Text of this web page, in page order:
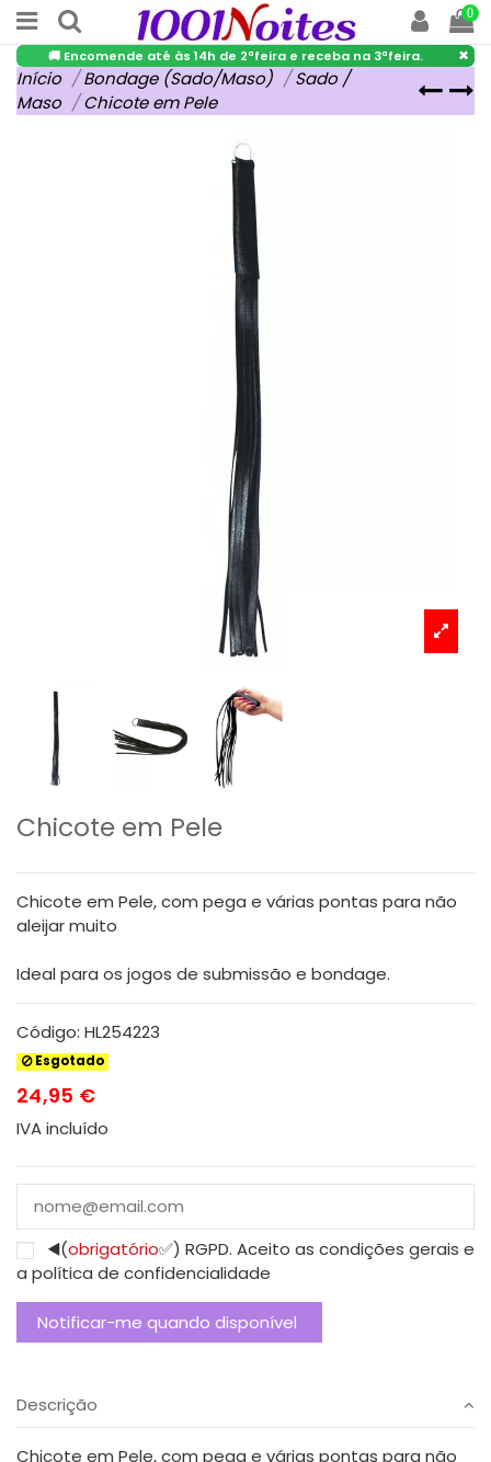
0
🚚 Encomende até às 14h de 2ªfeira e receba na 3ªfeira. ×
Início Bondage (Sado/Maso)
Sado /
Maso
Chicote em Pele
Chicote em Pele
Chicote em Pele, com pega e várias pontas para não
aleijar muito
Ideal para os jogos de submissão e bondage.
Código: HL254223
Esgotado
24,95 €
IVA incluído
◀️(obrigatório✅) RGPD. Aceito as condições gerais e
a política de confidencialidade
Descrição
Chicote em Pele, com pega e várias pontas para não